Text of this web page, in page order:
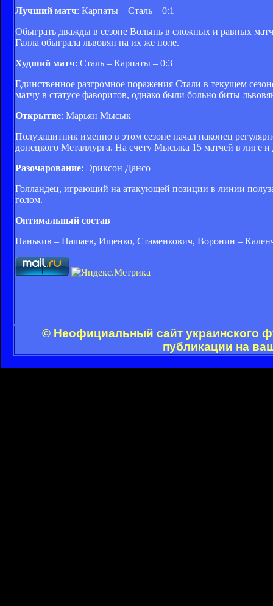
Лучший матч: Карпаты – Сталь – 0:1
Обыграть дважды в сезоне Волынь в сложных и равных
Галла обыграла львовян на их же поле.
Худший матч: Сталь – Карпаты – 0:3
Единственное разгромное поражения Стали в текущем
матчу в статусе фаворитов, однако были больно биты
Открытие: Марьян Мысык
Полузащитник именно в этом сезоне начал наконец
донецкого Металлурга. На счету Мысыка 15 матчей в лиге и
Разочарование: Эриксон Дансо
Голландец, играющий на атакующей позиции в линии
голом.
Оптимальный состав
Панькив – Пашаев, Ищенко, Стаменкович, Воронин –
© Неофициальный сайт украинского
публикации на